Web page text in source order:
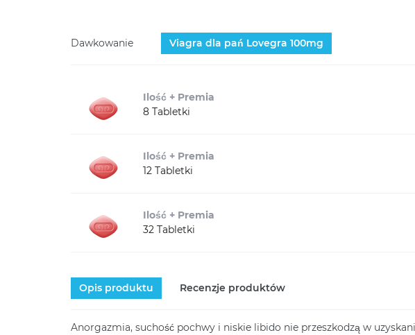
Dawkowanie Viagra dla pań Lovegra 100mg
Ilość + Premia
8 Tabletki
Ilość + Premia
12 Tabletki
Ilość + Premia
32 Tabletki
Opis produktu Recenzje produktów
Anorgazmia, suchość pochwy i niskie libido nie przeszkodzą w